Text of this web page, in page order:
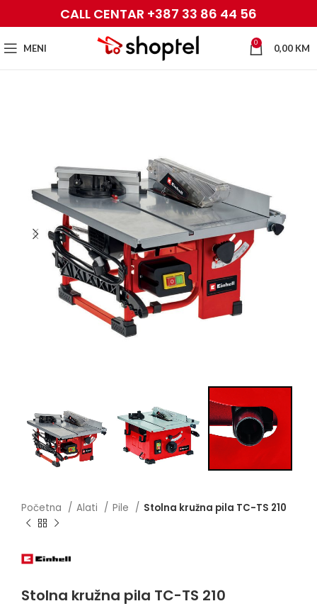
CALL CENTAR +387 33 86 44 56
MENI 0 0,00 KM
Početna Alati Pile Stolna kružna pila TC-TS 210
Stolna kružna pila TC-TS 210